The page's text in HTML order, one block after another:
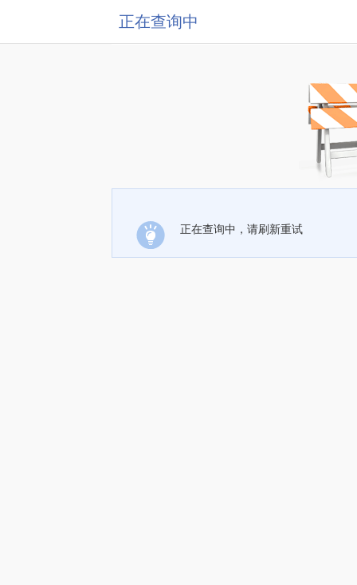
正在查询中
正在查询中，请刷新重试